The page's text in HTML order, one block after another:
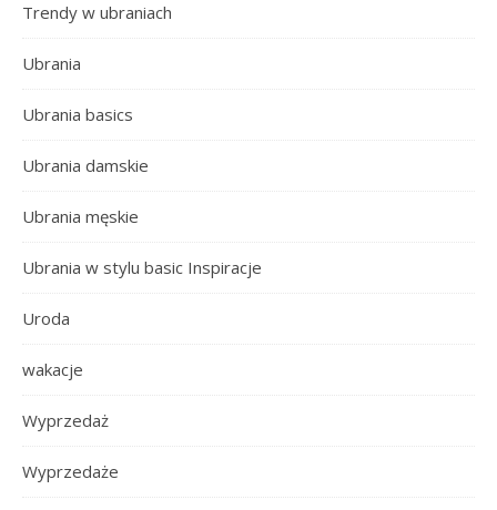
Trendy w ubraniach
Ubrania
Ubrania basics
Ubrania damskie
Ubrania męskie
Ubrania w stylu basic Inspiracje
Uroda
wakacje
Wyprzedaż
Wyprzedaże